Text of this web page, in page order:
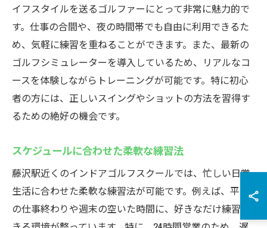
イフスタイルを送るゴルファーにとって非常に魅力的で
す。仕事の合間や、夜の時間帯でも自由に利用できるた
め、気軽に練習を重ねることができます。また、最新の
ゴルフシミュレーターを導入しているため、リアルなコ
ースを体験しながらトレーニングが可能です。特に初心
者の方には、正しいスイングやショットの方法を習得す
るための絶好の機会です。
スケジュールに合わせた柔軟な練習法
藤沢駅近くのインドアゴルフスクールでは、忙しい日常
生活に合わせた柔軟な練習法が可能です。例えば、平日
の仕事終わりや週末の空いた時間に、好きなだけ練習で